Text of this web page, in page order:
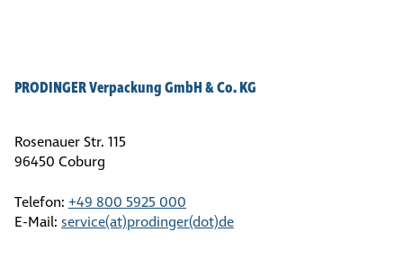
PRODINGER Verpa­ckung GmbH & Co. KG
Rosenauer Str. 115
96450 Coburg
Telefon: +49 800 5925 000
E-Mail: service(at)prodinger(dot)de